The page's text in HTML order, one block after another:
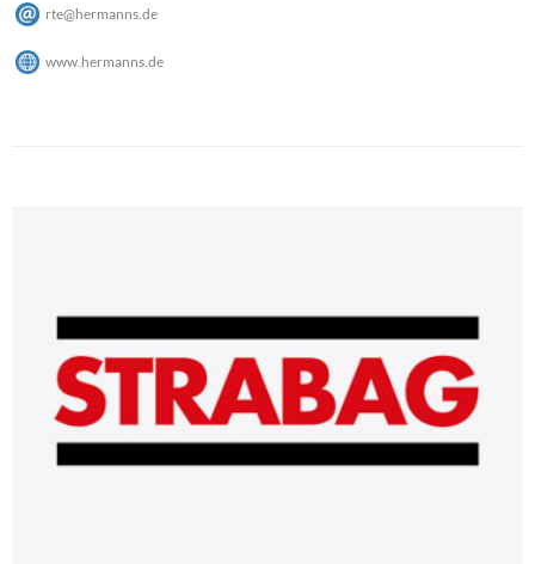
rte@hermanns.de
www.hermanns.de